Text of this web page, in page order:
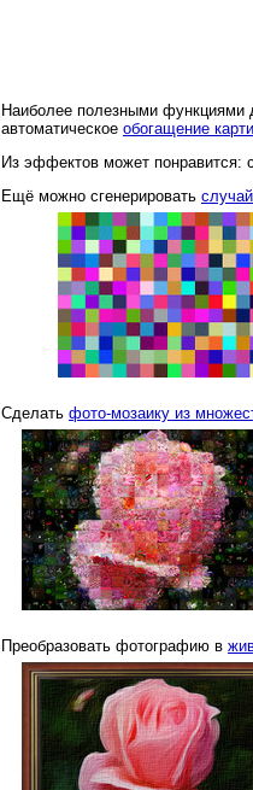
Наиболее полезными функциями
автоматическое обогащение
Из эффектов может понравится:
Ещё можно сгенерировать
Сделать фото-мозаику из
Преобразовать фотографию в